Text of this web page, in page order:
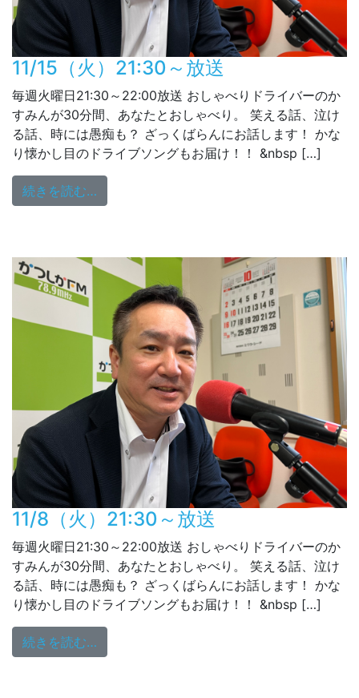
11/15（火）21:30～放送
毎週火曜日21:30～22:00放送 おしゃべりドライバーのか
すみんが30分間、あなたとおしゃべり。 笑える話、泣け
る話、時には愚痴も？ ざっくばらんにお話します！ かな
り懐かし目のドライブソングもお届け！！ &nbsp […]
続きを読む…
11/8（火）21:30～放送
毎週火曜日21:30～22:00放送 おしゃべりドライバーのか
すみんが30分間、あなたとおしゃべり。 笑える話、泣け
る話、時には愚痴も？ ざっくばらんにお話します！ かな
り懐かし目のドライブソングもお届け！！ &nbsp […]
続きを読む…